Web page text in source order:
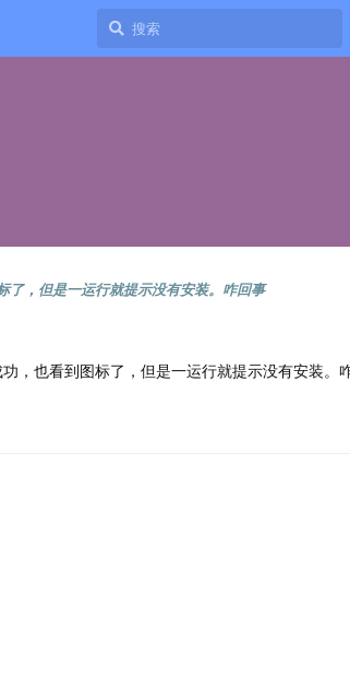
，但是一运行就提示没有安装。咋回事
，也看到图标了，但是一运行就提示没有安装。